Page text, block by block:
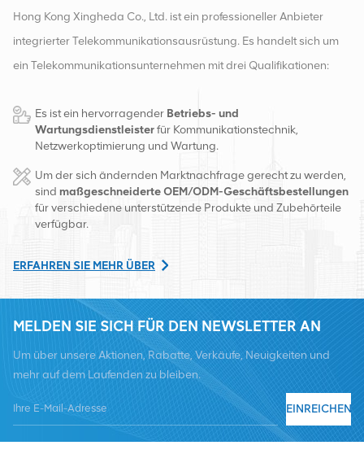
Branchennamen wie Nokia,
Huawei, ZTE, Siemens,
Lucent usw. Wir verfügen
für die Weitergabe an
Kunden.
Hong Kong Xingheda Co., Ltd. ist ein professioneller Anbieter
integrierter Telekommunikationsausrüstung. Es handelt sich um
ein Telekommunikationsunternehmen mit drei Qualifikationen:
das Unternehmen über zwei intelligente Lager und
Fabrikvertriebszentren in Changsha und Hongkong. Im Jahr
Changsha, China. Mit Sitz in China betreiben wir internationale
Geschäfte in Südostasien, Europa, den Vereinigten Staaten,
regional führende Telekommunikationsbetreiber mit
wie Übertragung, Stromversorgung, optischen Modulen, Kabel,
Klemmen und unterstützende Hilfsmaterialien. Zu den
Dienstleistern zählen Nokia, Ericsson, Huawei, ZTE, Bell, Alcatel,
Nortel, Siemens und Lucent. Wir werden unseren internationalen
Marktanteil durch hochwertige Produkte, hochwertige
Dienstleistungen, angemessene Preise und pünktliche Lieferung
Es ist ein hervorragender Betriebs- und
Wartungsdienstleisterfür Kommunikationstechnik,
Netzwerkoptimierung und Wartung.
Um der sich ändernden Marktnachfrage gerecht zu werden,
sindmaßgeschneiderte OEM/ODM-Geschäftsbestellungen
für verschiedene unterstützende Produkte und Zubehörteile
verfügbar.
ERFAHREN SIE MEHR ÜBER
MELDEN SIE SICH FÜR DEN NEWSLETTER AN
Um über unsere Aktionen, Rabatte, Verkäufe, Neuigkeiten und
mehr auf dem Laufenden zu bleiben.
EINREICHEN